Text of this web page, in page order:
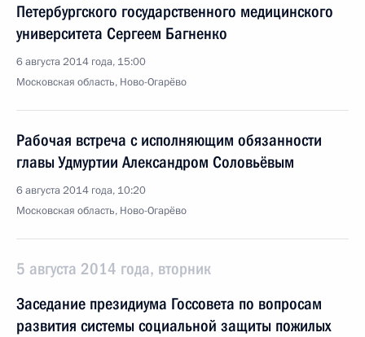
Петербургского государственного медицинского
университета Сергеем Багненко
6 августа 2014 года, 15:00
Московская область, Ново-Огарёво
Рабочая встреча с исполняющим обязанности
главы Удмуртии Александром Соловьёвым
6 августа 2014 года, 10:20
Московская область, Ново-Огарёво
5 августа 2014 года, вторник
Заседание президиума Госсовета по вопросам
развития системы социальной защиты пожилых